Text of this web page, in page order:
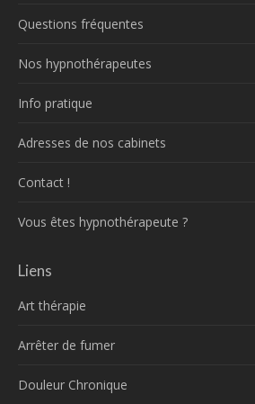
Questions fréquentes
Nos hypnothérapeutes
Info pratique
Adresses de nos cabinets
Contact !
Vous êtes hypnothérapeute ?
Liens
Art thérapie
Arrêter de fumer
Douleur Chronique